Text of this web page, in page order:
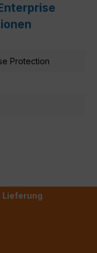
Protection
Lieferung